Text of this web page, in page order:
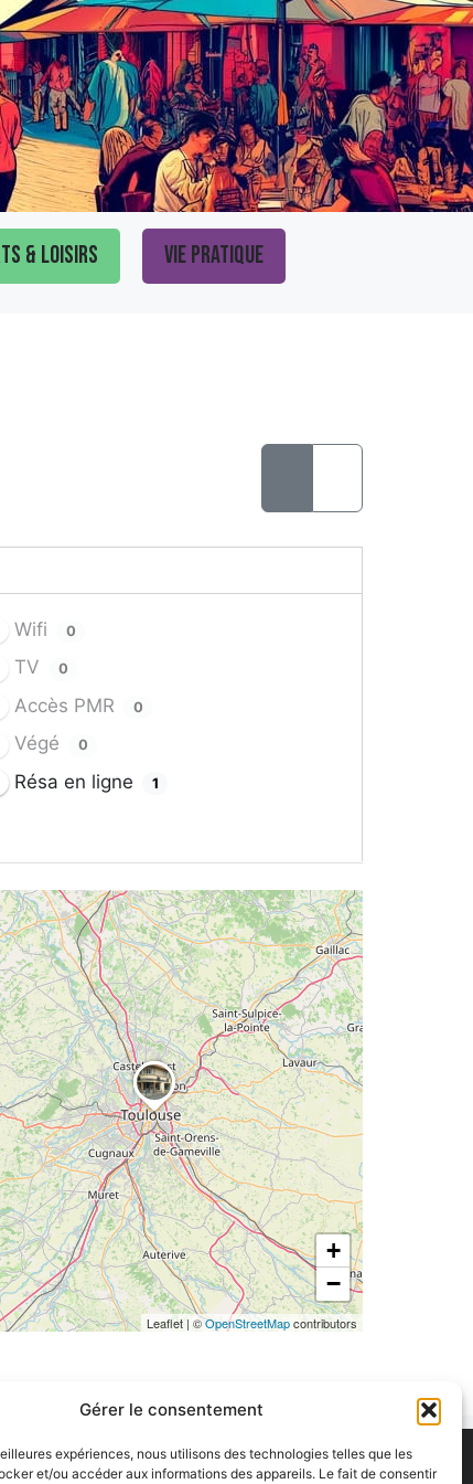
Gérer le consentement
expériences, nous utilisons des technologies telles que les
et/ou accéder aux informations des appareils. Le fait de consentir
& loisirs Vie pratique
Wifi 0
TV 0
Accès PMR 0
Végé 0
Résa en ligne 1
+
−
Leaflet | ©OpenStreetMapcontributors